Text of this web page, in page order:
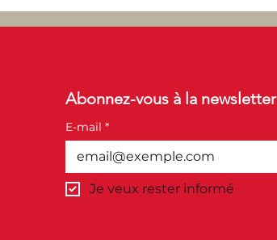
Abonnez-vous à la newsletter
E-mail *
Je veux rester informé